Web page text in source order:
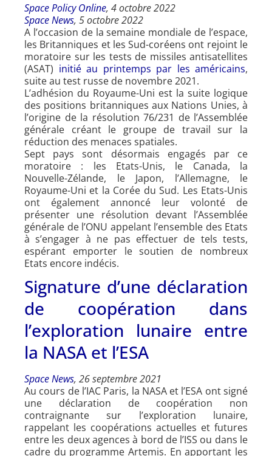
Space Policy Online, 4 octobre 2022
Space News, 5 octobre 2022
A l’occasion de la semaine mondiale de l’espace,
les Britanniques et les Sud-coréens ont rejoint le
moratoire sur les tests de missiles antisatellites
(ASAT) initié au printemps par les américains,
suite au test russe de novembre 2021.
L’adhésion du Royaume-Uni est la suite logique
des positions britanniques aux Nations Unies, à
l’origine de la résolution 76/231 de l’Assemblée
générale créant le groupe de travail sur la
réduction des menaces spatiales.
Sept pays sont désormais engagés par ce
moratoire : les Etats-Unis, le Canada, la
Nouvelle-Zélande, le Japon, l’Allemagne, le
Royaume-Uni et la Corée du Sud. Les Etats-Unis
ont également annoncé leur volonté de
présenter une résolution devant l’Assemblée
générale de l’ONU appelant l’ensemble des Etats
à s’engager à ne pas effectuer de tels tests,
espérant emporter le soutien de nombreux
Etats encore indécis.
Signature d’une déclaration
de coopération dans
l’exploration lunaire entre
la NASA et l’ESA
Space News, 26 septembre 2021
Au cours de l’IAC Paris, la NASA et l’ESA ont signé
une déclaration de coopération non
contraignante sur l’exploration lunaire,
rappelant les coopérations actuelles et futures
entre les deux agences à bord de l’ISS ou dans le
cadre du programme Artemis. En apportant les